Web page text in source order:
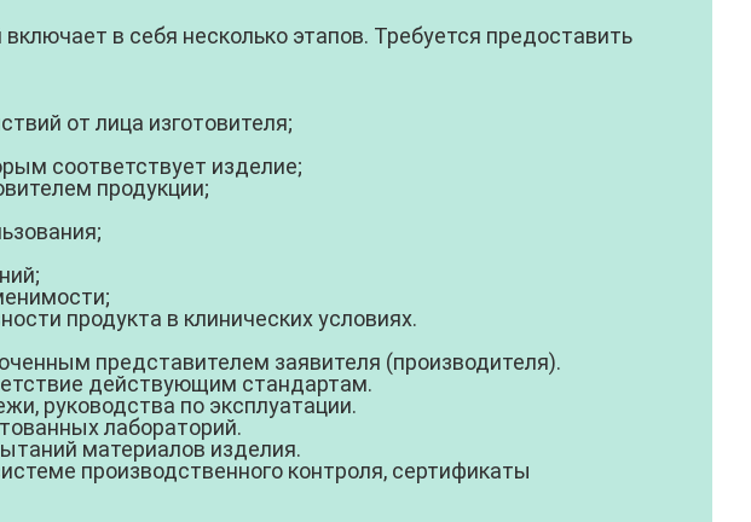
в себя несколько этапов. Требуется предоставить
от лица изготовителя;
соответствует изделие;
продукции;
продукта в клинических условиях.
представителем заявителя (производителя).
действующим стандартам.
руководства по эксплуатации.
лабораторий.
материалов изделия.
производственного контроля, сертификаты